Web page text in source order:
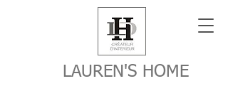
LAUREN'S HOME